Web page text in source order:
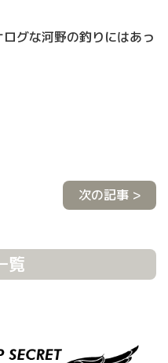
グな河野の釣りにはあっ
次の記事 >
覧